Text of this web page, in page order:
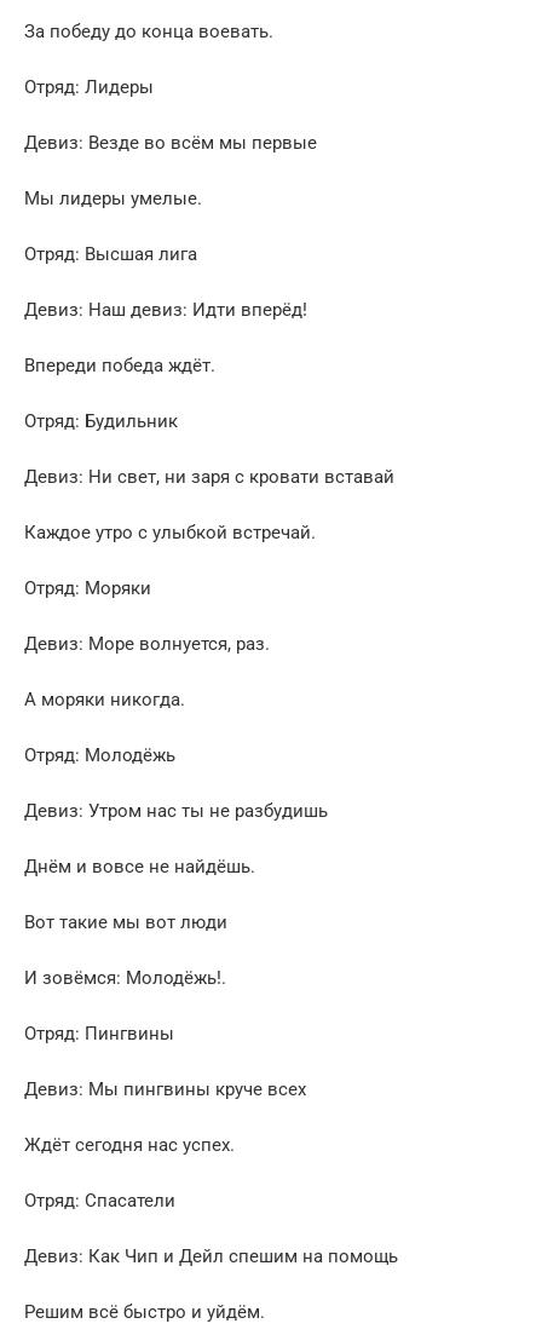
За победу до конца воевать.
Отряд: Лидеры
Девиз: Везде во всём мы первые
Мы лидеры умелые.
Отряд: Высшая лига
Девиз: Наш девиз: Идти вперёд!
Впереди победа ждёт.
Отряд: Будильник
Девиз: Ни свет, ни заря с кровати вставай
Каждое утро с улыбкой встречай.
Отряд: Моряки
Девиз: Море волнуется, раз.
А моряки никогда.
Отряд: Молодёжь
Девиз: Утром нас ты не разбудишь
Днём и вовсе не найдёшь.
Вот такие мы вот люди
И зовёмся: Молодёжь!.
Отряд: Пингвины
Девиз: Мы пингвины круче всех
Ждёт сегодня нас успех.
Отряд: Спасатели
Девиз: Как Чип и Дейл спешим на помощь
Решим всё быстро и уйдём.